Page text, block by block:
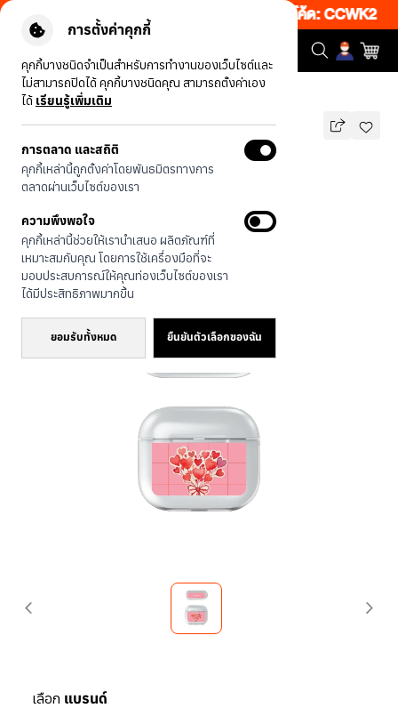
การตั้งค่าคุกกี้
คุกกี้บางชนิดจำเป็นสำหรับการทำงานของเว็บไซต์และ
ไม่สามารถปิดได้ คุกกี้บางชนิดคุณ สามารถตั้งค่าเอง
ได้ เรียนรู้เพิ่มเติม
การตลาด และสถิติ
คุกกี้เหล่านี้ถูกตั้งค่าโดยพันธมิตรทางการ
ตลาดผ่านเว็บไซต์ของเรา
ความพึงพอใจ
คุกกี้เหล่านี้ช่วยให้เรานำเสนอ ผลิตภัณฑ์ที่
เหมาะสมกับคุณ โดยการใช้เครื่องมือที่จะ
มอบประสบการณ์ให้คุณท่องเว็บไซต์ของเรา
ได้มีประสิทธิภาพมากขึ้น
ยอมรับทั้งหมด ยืนยันตัวเลือกของฉัน
50% เพียงช้อป 1 ชิ้น เริ่มคืนนี้ 20.00-23.00 โค้ด: CCWK2|
รุ่นทั้งหมด ช่อดอกไม้รูปหัวใจ
ช่อดอกไม้รูปหัวใจ
590 บาท
ประหยัดไป 200
🔥 ลด 200.- ขั้นต่ำ 1,000.- โค้ด:
EOSS200
เลือก แบรนด์